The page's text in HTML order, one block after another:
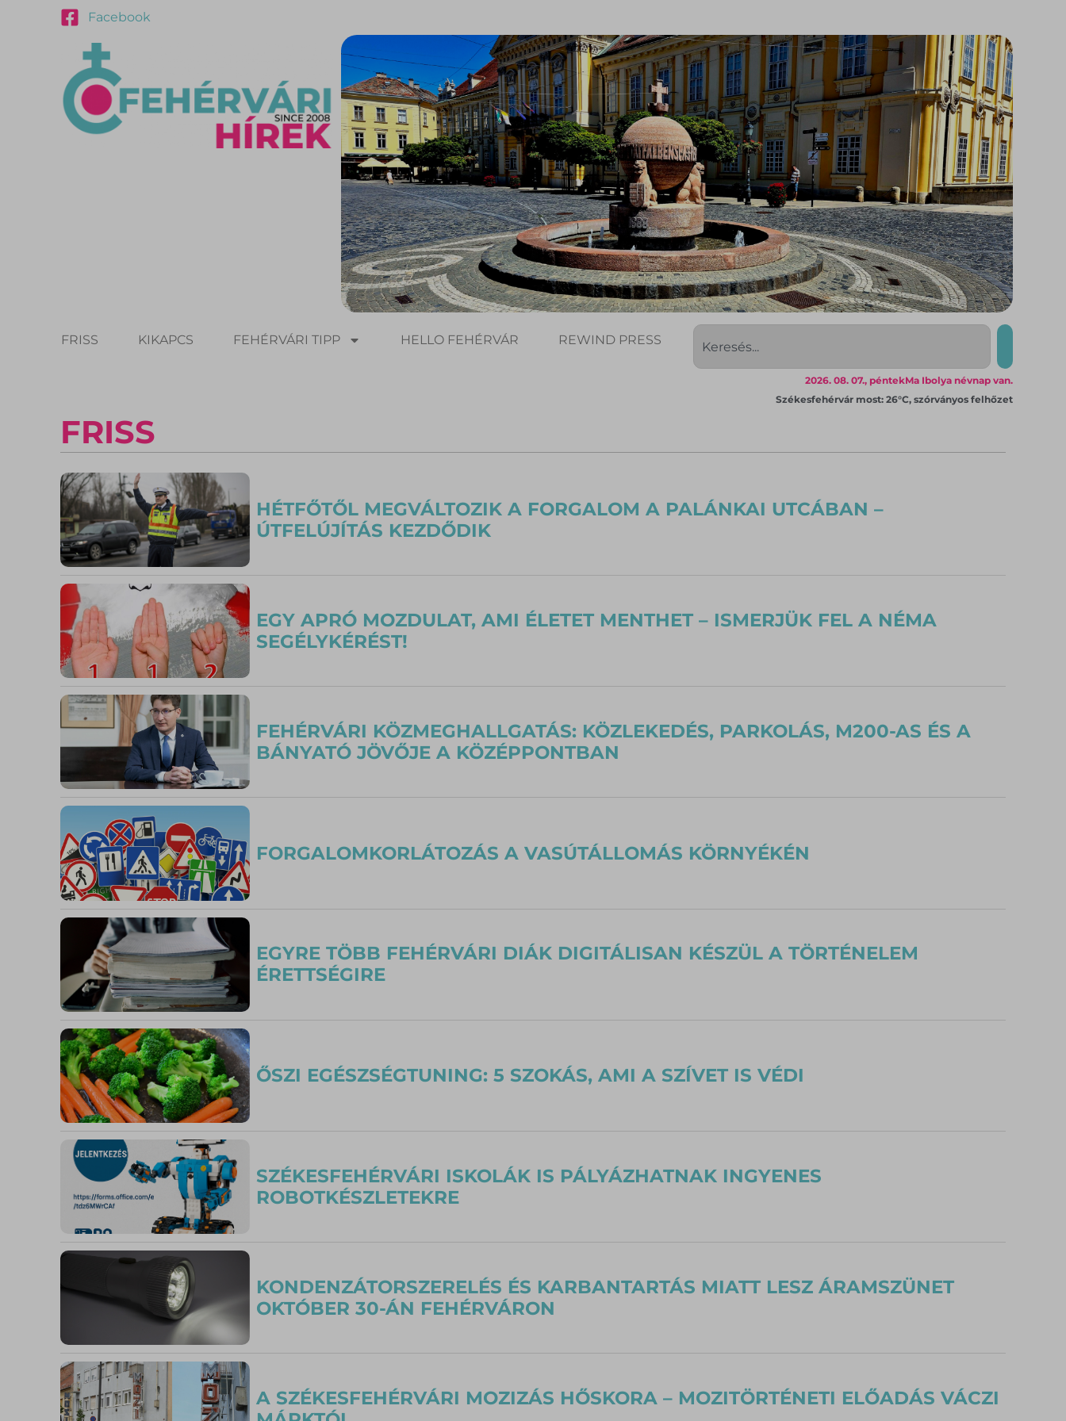
Facebook
FRISS KIKAPCS FEHÉRVÁRI TIPP HELLO FEHÉRVÁR REWIND PRESS
Ma Ibolya névnap van.
2026. 08. 07., péntek
Székesfehérvár most: 26°C, szórványos felhőzet
FRISS
HÉTFŐTŐL MEGVÁLTOZIK A FORGALOM A PALÁNKAI UTCÁBAN –
ÚTFELÚJÍTÁS KEZDŐDIK
EGY APRÓ MOZDULAT, AMI ÉLETET MENTHET – ISMERJÜK FEL A NÉMA
SEGÉLYKÉRÉST!
FEHÉRVÁRI KÖZMEGHALLGATÁS: KÖZLEKEDÉS, PARKOLÁS, M200-AS ÉS A
BÁNYATÓ JÖVŐJE A KÖZÉPPONTBAN
FORGALOMKORLÁTOZÁS A VASÚTÁLLOMÁS KÖRNYÉKÉN
EGYRE TÖBB FEHÉRVÁRI DIÁK DIGITÁLISAN KÉSZÜL A TÖRTÉNELEM
ÉRETTSÉGIRE
ŐSZI EGÉSZSÉGTUNING: 5 SZOKÁS, AMI A SZÍVET IS VÉDI
SZÉKESFEHÉRVÁRI ISKOLÁK IS PÁLYÁZHATNAK INGYENES
ROBOTKÉSZLETEKRE
KONDENZÁTORSZERELÉS ÉS KARBANTARTÁS MIATT LESZ ÁRAMSZÜNET
OKTÓBER 30-ÁN FEHÉRVÁRON
A SZÉKESFEHÉRVÁRI MOZIZÁS HŐSKORA – MOZITÖRTÉNETI ELŐADÁS VÁCZI